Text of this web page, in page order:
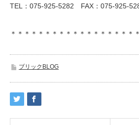
TEL：075-925-5282 FAX：075-925-
＊＊＊＊＊＊＊＊＊＊＊＊＊＊＊＊＊＊
ブリックBLOG